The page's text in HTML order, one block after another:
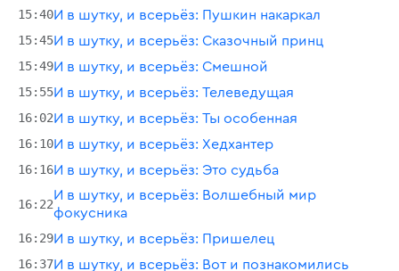
15:40И в шутку, и всерьёз: Пушкин накаркал
15:45И в шутку, и всерьёз: Сказочный принц
15:49И в шутку, и всерьёз: Смешной
15:55И в шутку, и всерьёз: Телеведущая
16:02И в шутку, и всерьёз: Ты особенная
16:10И в шутку, и всерьёз: Хедхантер
16:16И в шутку, и всерьёз: Это судьба
16:22
И в шутку, и всерьёз: Волшебный мир
фокусника
16:29И в шутку, и всерьёз: Пришелец
16:37И в шутку, и всерьёз: Вот и познакомились